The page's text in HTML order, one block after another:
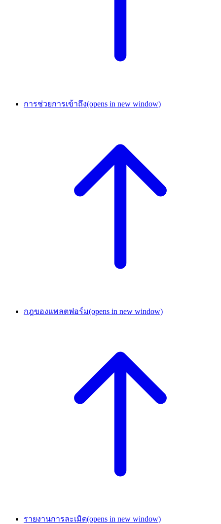
การช่วยการเข้าถึง(opens in new window)
กฎของแพลตฟอร์ม(opens in new window)
รายงานการละเมิด(opens in new window)